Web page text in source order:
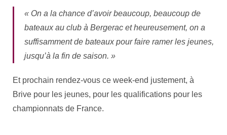
« On a la chance d’avoir beaucoup, beaucoup de
bateaux au club à Bergerac et heureusement, on a
suffisamment de bateaux pour faire ramer les jeunes,
jusqu’à la fin de saison. »
Et prochain rendez-vous ce week-end justement, à
Brive pour les jeunes, pour les qualifications pour les
championnats de France.